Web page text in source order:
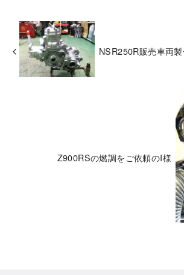
NSR250R販売車両製
Z900RSの燃調をご依頼のI様